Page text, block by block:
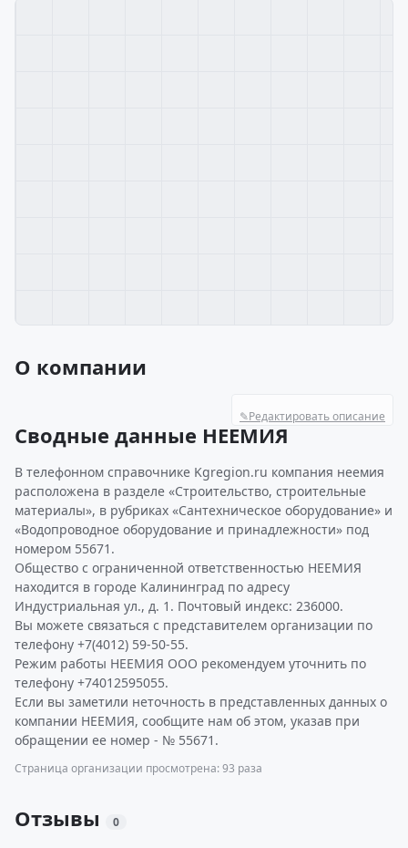
О компании
✎Редактировать описание
Сводные данные НЕЕМИЯ
В телефонном справочнике Kgregion.ru компания неемия
расположена в разделе «Строительство, строительные
материалы», в рубриках «Сантехническое оборудование» и
«Водопроводное оборудование и принадлежности» под
номером 55671.
Общество с ограниченной ответственностью НЕЕМИЯ
находится в городе Калининград по адресу
Индустриальная ул., д. 1. Почтовый индекс: 236000.
Вы можете связаться с представителем организации по
телефону +7(4012) 59-50-55.
Режим работы НЕЕМИЯ ООО рекомендуем уточнить по
телефону +74012595055.
Если вы заметили неточность в представленных данных о
компании НЕЕМИЯ, сообщите нам об этом, указав при
обращении ее номер - № 55671.
Страница организации просмотрена: 93 раза
Отзывы 0